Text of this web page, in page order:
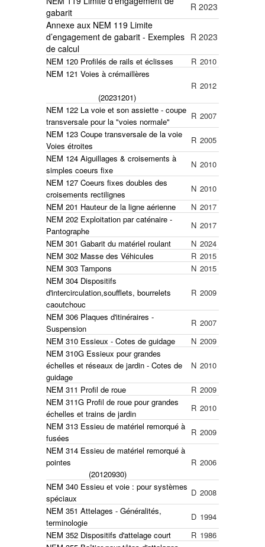
gabarit
R 2023
Annexe aux NEM 119 Limite
d’engagement de gabarit - Exemples
de calcul
R 2023
NEM 120 Profilés de rails et éclisses R 2010
NEM 121 Voies à crémaillères
(20231201)
R 2012
NEM 122 La voie et son assiette - coupe
transversale pour la "voies normale"
R 2007
NEM 123 Coupe transversale de la voie
Voies étroites
R 2005
NEM 124 Aiguillages & croisements à
simples coeurs fixe
N 2010
NEM 127 Coeurs fixes doubles des
croisements rectilignes
N 2010
NEM 201 Hauteur de la ligne aérienne
N 2017
NEM 202 Exploitation par caténaire -
Pantographe
N 2017
NEM 301 Gabarit du matériel roulant
N 2024
NEM 302 Masse des Véhicules
R 2015
NEM 303 Tampons
N 2015
NEM 304 Dispositifs
d'intercirculation,soufflets, bourrelets
caoutchouc
R 2009
NEM 306 Plaques d'itinéraires -
Suspension
R 2007
NEM 310 Essieux - Cotes de guidage
N 2009
NEM 310G Essieux pour grandes
échelles et réseaux de jardin - Cotes de
guidage
N 2010
NEM 311 Profil de roue R 2009
NEM 311G Profil de roue pour grandes
échelles et trains de jardin
R 2010
NEM 313 Essieu de matériel remorqué à
fusées
R 2009
NEM 314 Essieu de matériel remorqué à
pointes
(20120930)
R 2006
NEM 340 Essieu et voie : pour systèmes
spéciaux
D 2008
NEM 351 Attelages - Généralités,
terminologie
D 1994
NEM 352 Dispositifs d'attelage court
R 1986